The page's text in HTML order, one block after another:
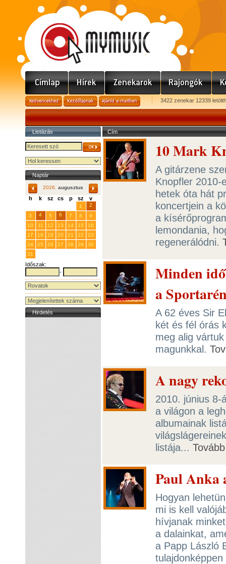
3422 zenekar 12339
Listázás
Naptár
2026. augusztus
h k sz cs p sz v
1
2
3
4 5 6 7 8
9
10
11 12 13 14 15
16
17
18 19 20 21 22
23
24
25 26 27 28 29
30
31
Időszak:
-
Hirdetés
Cím
10 Mark
A gitárzene
Knopfler 2010-
hetek óta hát
koncertjein a
a
lemondania,
regenerálódni.
Minden
a
A 62 éves Sir
két és fél órás
meg alig
magunkkal.
A nagy
2010. június 8-
a világon a
albumainak
listája... Tovább
Paul Anka
Hogyan
mi is kell
hívjanak
a dalainkat,
a Papp László